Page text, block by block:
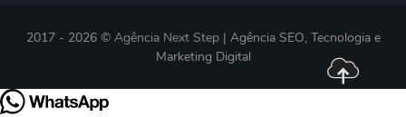
2017 - 2026 © Agência Next Step| Agência SEO, Tecnologia e
Marketing Digital